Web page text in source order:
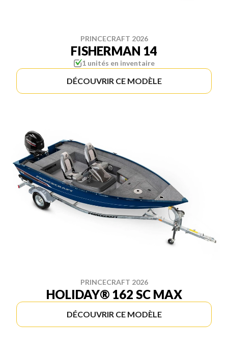
PRINCECRAFT 2026
FISHERMAN 14
1 unités en inventaire
DÉCOUVRIR CE MODÈLE
PRINCECRAFT 2026
HOLIDAY® 162 SC MAX
DÉCOUVRIR CE MODÈLE